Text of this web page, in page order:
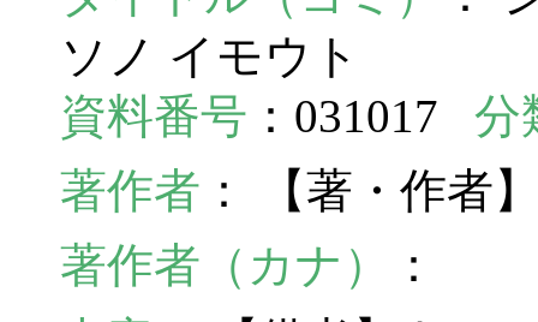
ソノ イモウト
資料番号 ：031017 分
著作者 ： 【著・作者
著作者（カナ）
：